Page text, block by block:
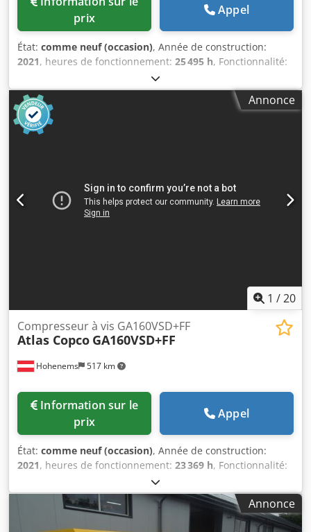
prix
Appel
État: comme neuf (occasion), Année de construction:
2021, heures de fonctionnement: 25 495 h, Fonctionnalité:
, Compresseur à vis Atlas Copco
GA160VSD+FF. Sécheur et variateur intégrés. 160 kW, 8,3
bar, 33,10 m³/min. Année de fabrication : 2021. Heures de
fonctionnement : 25 495. Chjdpfsyzg Eisx Aguja
Annonce
1 /20
Hohenems 517 km
Compresseur à vis GA160VSD+FF
Atlas Copco GA160VSD+FF
prix
Appel
État: comme neuf (occasion), Année de construction:
2021, heures de fonctionnement: 23 369 h, Fonctionnalité:
, Compresseur à vis Atlas Copco
GA160VSD+FF Premium Variateur et sécheur intégrés. 160
kW 8,30 bar 33,10 m3/min Année de fabrication : 2021
Codpfsyzgtyox Agujha Heures de fonctionnement : 23 369
Annonce